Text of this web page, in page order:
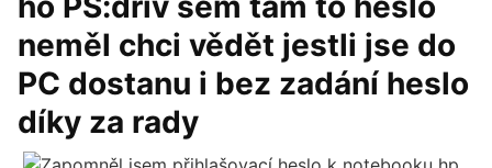
neměl chci vědět jestli jse do
PC dostanu i bez zadání heslo
díky za rady